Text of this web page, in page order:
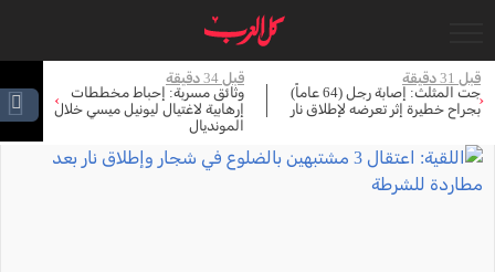
قبل 34 دقيقة
وثائق مسربة: إحباط مخططات
إرهابية لاغتيال ليونيل ميسي خلال
قبل 1 ساعة
تركيا: التحالف مع السعودية
وباكستان يعادل البند الخامس
للناتو.. ومصر قد تنضم قريباً
‹
›